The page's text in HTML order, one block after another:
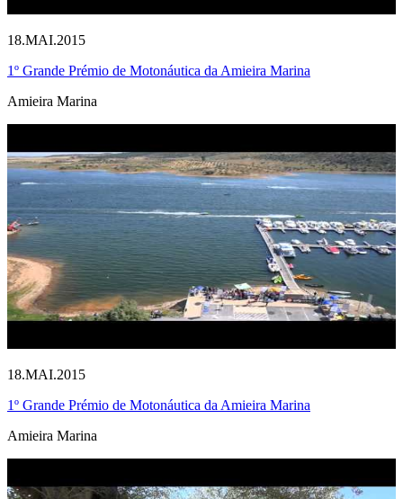
18.MAI.2015
1º Grande Prémio de Motonáutica da Amieira Marina
Amieira Marina
18.MAI.2015
1º Grande Prémio de Motonáutica da Amieira Marina
Amieira Marina